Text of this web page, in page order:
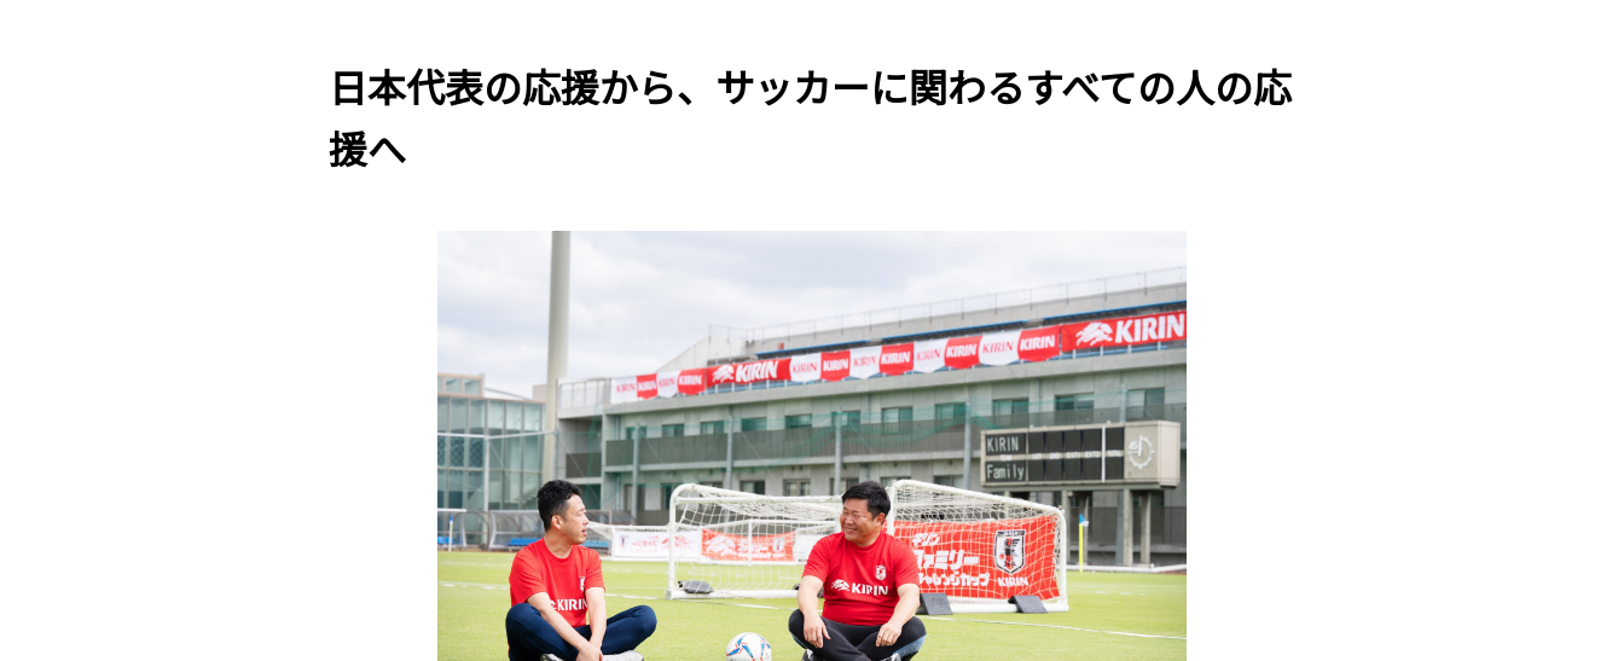
ド
ま
す
日本代表の応援から、サッカーに関わるすべての人の応
援へ